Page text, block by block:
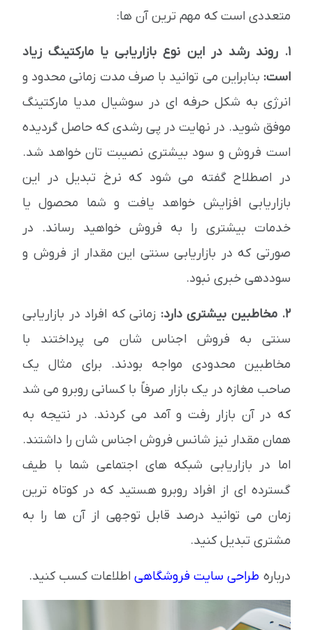
متعددی است که مهم ترین آن ها:
1. روند رشد در این نوع بازاریابی یا مارکتینگ زیاد
است: بنابراین می توانید با صرف مدت زمانی محدود و
انرژی به شکل حرفه ای در سوشیال مدیا مارکتینگ
موفق شوید. در نهایت در پی رشدی که حاصل گردیده
است فروش و سود بیشتری نصیبت تان خواهد شد.
در اصطلاح گفته می شود که نرخ تبدیل در این
بازاریابی افزایش خواهد یافت و شما محصول یا
خدمات بیشتری را به فروش خواهید رساند. در
صورتی که در بازاریابی سنتی این مقدار از فروش و
سوددهی خبری نبود.
2. مخاطبین بیشتری دارد:
زمانی که افراد در بازاریابی
سنتی به فروش اجناس شان می پرداختند با
مخاطبین محدودی مواجه بودند. برای مثال یک
صاحب مغازه در یک بازار صرفاً با کسانی روبرو می شد
که در آن بازار رفت و آمد می کردند. در نتیجه به
همان مقدار نیز شانس فروش اجناس شان را داشتند.
اما در بازاریابی شبکه های اجتماعی شما با طیف
گسترده ای از افراد روبرو هستید که در کوتاه ترین
زمان می توانید درصد قابل توجهی از آن ها را به
مشتری تبدیل کنید.
درباره طراحی سایت فروشگاهی اطلاعات کسب کنید.